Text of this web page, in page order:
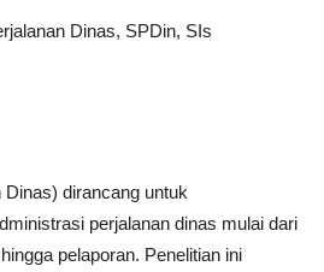
Dinas, SPDin, SIs
dirancang untuk
perjalanan dinas mulai dari
pelaporan. Penelitian ini